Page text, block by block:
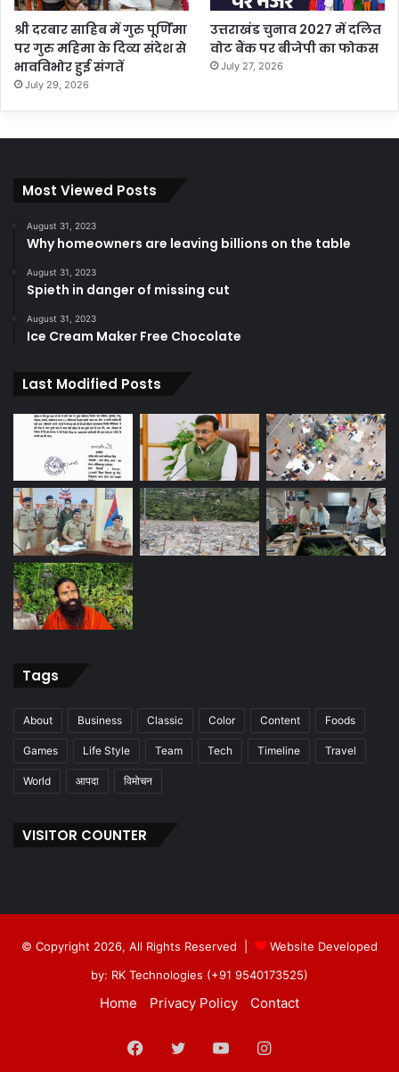
श्री दरबार साहिब में गुरु पूर्णिमा
पर गुरु महिमा के दिव्य संदेश से
भावविभोर हुई संगतें
July 29, 2026
उत्तराखंड चुनाव 2027 में दलित
वोट बैंक पर बीजेपी का फोकस
July 27, 2026
Most Viewed Posts
August 31, 2023
Why homeowners are leaving billions on the table
August 31, 2023
Spieth in danger of missing cut
August 31, 2023
Ice Cream Maker Free Chocolate
Last Modified Posts
Tags
About Business Classic Color Content Foods
Games Life Style Team Tech Timeline Travel
World आपदा विमोचन
VISITOR COUNTER
© Copyright 2026, All Rights Reserved |
Website Developed
by: RK Technologies (+91 9540173525)
Home Privacy Policy Contact
Facebook
TwitterYouTubeInstagram